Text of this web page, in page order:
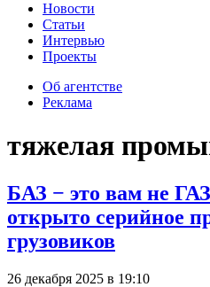
Новости
Статьи
Интервью
Проекты
Об агентстве
Реклама
тяжелая
БАЗ − это вам не
открыто серийное
грузовиков
26 декабря 2025 в 19:10